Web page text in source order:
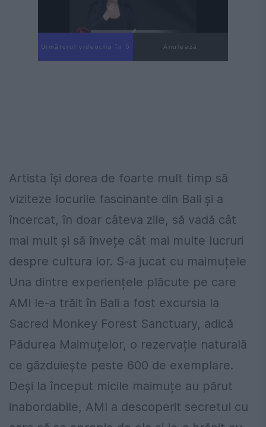
Următorul videoclip în 4 Anulează
Artista își dorea de foarte mult timp să
viziteze locurile fascinante din Bali și a
încercat, în doar câteva zile, să vadă cât
mai mult și să învețe cât mai multe lucruri
despre cultura lor. S-a jucat cu maimuțele
Una dintre experiențele plăcute pe care
AMI le-a trăit în Bali a fost excursia la
Sacred Monkey Forest Sanctuary, adică
Pădurea Maimuțelor, o rezervație naturală
ce găzduiește peste 600 de exemplare.
Deși la început micile maimuțe au părut
inabordabile, AMI a descoperit secretul cu